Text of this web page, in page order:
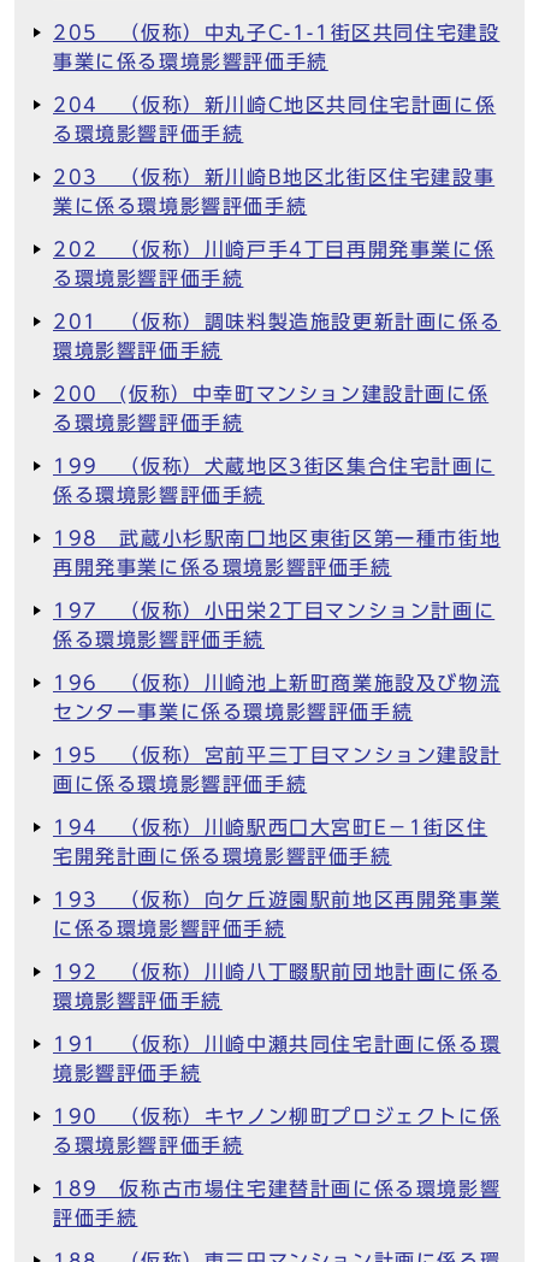
205 （仮称）中丸子C-1-1街区共同住宅建設
事業に係る環境影響評価手続
204 （仮称）新川崎C地区共同住宅計画に係
る環境影響評価手続
203 （仮称）新川崎B地区北街区住宅建設事
業に係る環境影響評価手続
202 （仮称）川崎戸手4丁目再開発事業に係
る環境影響評価手続
201 （仮称）調味料製造施設更新計画に係る
環境影響評価手続
200 (仮称）中幸町マンション建設計画に係
る環境影響評価手続
199 （仮称）犬蔵地区3街区集合住宅計画に
係る環境影響評価手続
198 武蔵小杉駅南口地区東街区第一種市街地
再開発事業に係る環境影響評価手続
197 （仮称）小田栄2丁目マンション計画に
係る環境影響評価手続
196 （仮称）川崎池上新町商業施設及び物流
センター事業に係る環境影響評価手続
195 （仮称）宮前平三丁目マンション建設計
画に係る環境影響評価手続
194 （仮称）川崎駅西口大宮町E－1街区住
宅開発計画に係る環境影響評価手続
193 （仮称）向ケ丘遊園駅前地区再開発事業
に係る環境影響評価手続
192 （仮称）川崎八丁畷駅前団地計画に係る
環境影響評価手続
191 （仮称）川崎中瀬共同住宅計画に係る環
境影響評価手続
190 （仮称）キヤノン柳町プロジェクトに係
る環境影響評価手続
189 仮称古市場住宅建替計画に係る環境影響
評価手続